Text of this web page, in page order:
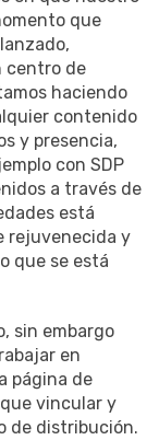
que
centro de
haciendo
contenido
y presencia,
con SDP
a través de
está
rejuvenecida y
que se está
sin embargo
en
página de
vincular y
de distribución.